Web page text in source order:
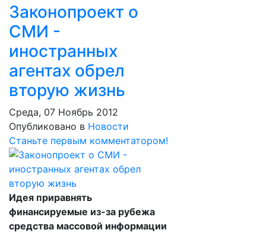
Законопроект о
СМИ -
иностранных
агентах обрел
вторую жизнь
Среда, 07 Ноябрь 2012
Опубликовано в Новости
Станьте первым комментатором!
Идея приравнять
финансируемые из-за рубежа
средства массовой информации